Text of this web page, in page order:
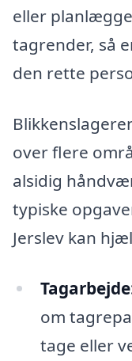
eller
tagrender, så
den rette
over flere
alsidig
typiske
Jerslev kan
om
tage eller